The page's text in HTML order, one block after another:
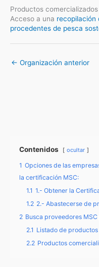
Productos
Acceso a una recopilación
procedentes de pesca
← Organización anterior
Contenidos ocultar
1 Opciones de las
la certificación MSC:
1.1 1.- Obtener la
1.2 2.- Abastecerse de
2 Busca proveedores
2.1 Listado de
2.2 Productos